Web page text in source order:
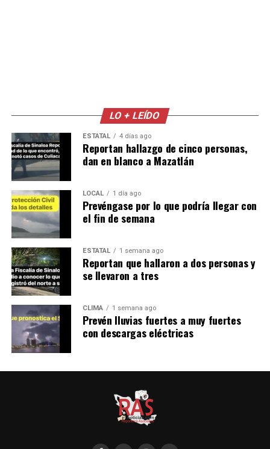
LO + LEÍDO
ESTATAL 4 días ago
Reportan hallazgo de cinco personas,
dan en blanco a Mazatlán
LOCAL 1 día ago
Prevéngase por lo que podría llegar con
el fin de semana
ESTATAL 1 semana ago
Reportan que hallaron a dos personas y
se llevaron a tres
CLIMA 1 semana ago
Prevén lluvias fuertes a muy fuertes
con descargas eléctricas